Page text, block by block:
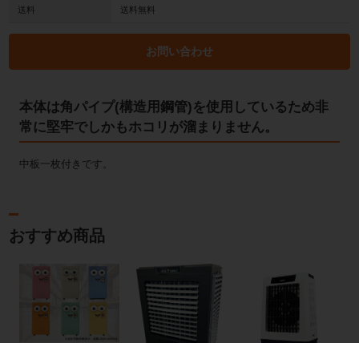
送料 送料無料
お問い合わせ
本体は角パイプ(構造用鋼管)を使用しているため非
常に堅牢でしかもホコリが溜まりません。
中板一枚付きです。
おすすめ商品